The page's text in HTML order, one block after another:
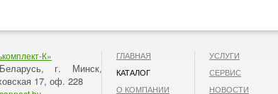
К»
г. Минск,
17, оф. 228
ГЛАВНАЯ
КАТАЛОГ
О КОМПАНИИ
УСЛУГИ
СЕРВИС
НОВОСТИ